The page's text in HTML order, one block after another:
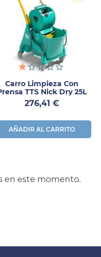
Carro Limpieza Con
TTS Nick Dry 25L
Precio
276,41 €
AÑADIR AL CARRITO
en este momento.